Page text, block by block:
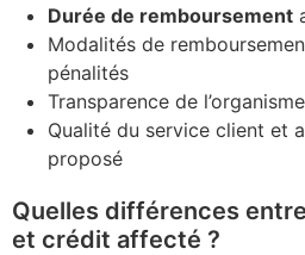
Durée de remboursement
Modalités de
pénalités
Transparence de
Qualité du service client et
proposé
Quelles différences
et crédit affecté ?